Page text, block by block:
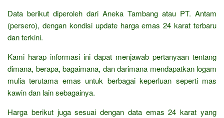
Data berikut diperoleh dari Aneka Tambang atau PT. Antam
(persero), dengan kondisi update harga emas 24 karat terbaru
dan terkini.
Kami harap informasi ini dapat menjawab pertanyaan tentang
dimana, berapa, bagaimana, dan darimana mendapatkan logam
mulia terutama emas untuk berbagai keperluan seperti mas
kawin dan lain sebagainya.
Harga berikut juga sesuai dengan data emas 24 karat yang